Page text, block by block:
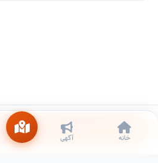
تماس
خانه آگهی